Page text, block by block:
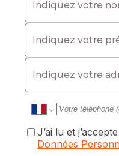
Indiquez votre
E-mail
J’ai lu et
Données